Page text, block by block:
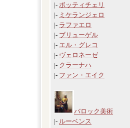
|- ボッティチェリ
|- ミケランジェロ
|- ラファエロ
|- ブリューゲル
|- エル・グレコ
|- ヴェロネーゼ
|- クラーナハ
|- ファン・エイク
バロック美術
|- ルーベンス